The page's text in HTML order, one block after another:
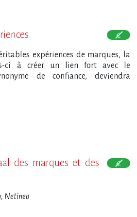
expériences de marques, la
ci à créer un lien fort avec le
de confiance, deviendra
des marques et des
Netineo